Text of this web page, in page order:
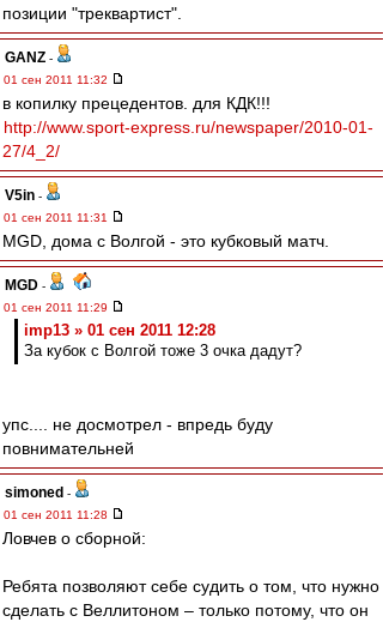
позиции "треквартист".
GANZ -
01 сен 2011 11:32
в копилку прецедентов. для КДК!!!
http://www.sport-express.ru/newspaper/2010-01-
27/4_2/
V5in -
01 сен 2011 11:31
MGD, дома с Волгой - это кубковый матч.
MGD -
01 сен 2011 11:29
imp13 » 01 сен 2011 12:28
За кубок с Волгой тоже 3 очка дадут?
упс.... не досмотрел - впредь буду
повнимательней
simoned -
01 сен 2011 11:28
Ловчев о сборной:
Ребята позволяют себе судить о том, что нужно
сделать с Веллитоном – только потому, что он